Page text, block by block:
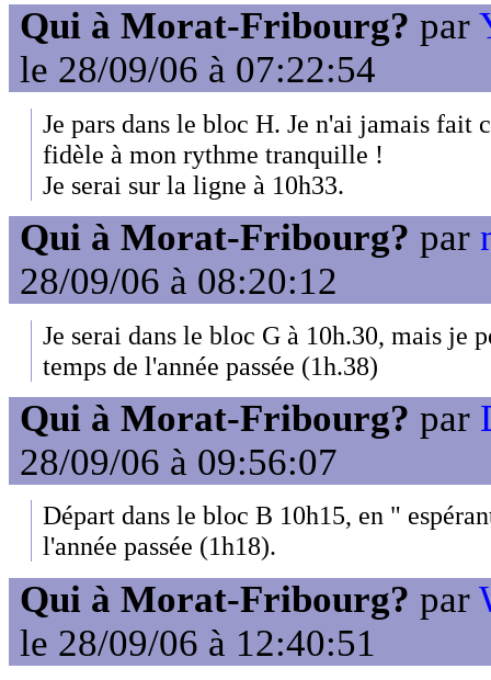
Qui à Morat-Fribourg? par
le 28/09/06 à 07:22:54
Je pars dans le bloc H. Je n'ai jamais fait
fidèle à mon rythme tranquille !
Je serai sur la ligne à 10h33.
Qui à Morat-Fribourg? par
28/09/06 à 08:20:12
Je serai dans le bloc G à 10h.30, mais je
temps de l'année passée (1h.38)
Qui à Morat-Fribourg? par
28/09/06 à 09:56:07
Départ dans le bloc B 10h15, en "
l'année passée (1h18).
Qui à Morat-Fribourg? par
le 28/09/06 à 12:40:51